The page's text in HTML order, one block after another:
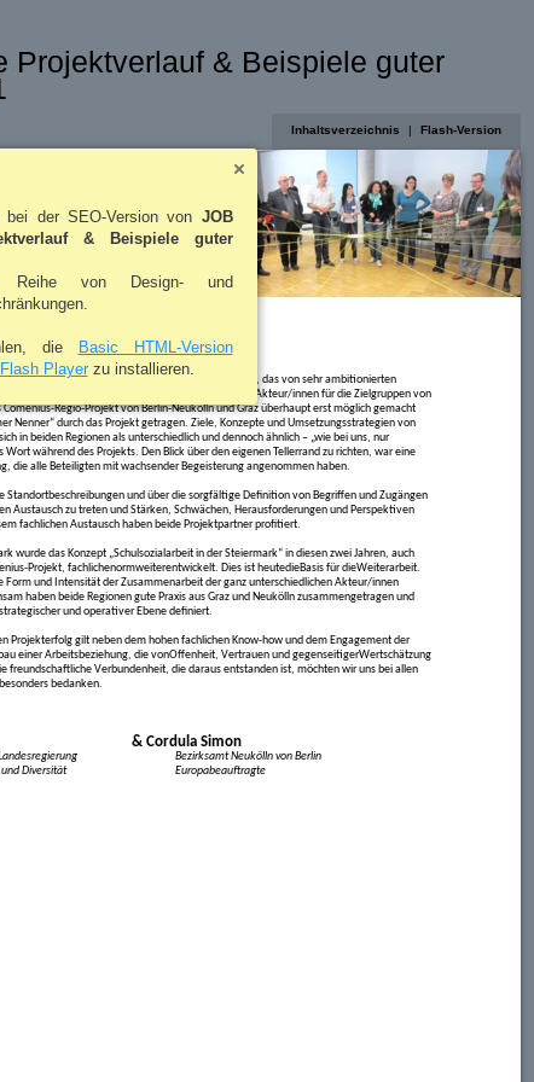
Projektverlauf & Beispiele guter
ein komplexes Konzept in einer vielschichtigen Praxis, das von sehr ambitionierten
Ebenen getragen wird. Das Engagement der Akteur/innen für die Zielgruppen von
Regio-Projekt von Berlin-Neukölln und Graz überhaupt erst möglich gemacht
Nenner“ durch das Projekt getragen. Ziele, Konzepte und Umsetzungsstrategien von
in beiden Regionen als unterschiedlich und dennoch ähnlich – „wie bei uns, nur
Wort während des Projekts. Den Blick über den eigenen Tellerrand zu richten, war eine
die alle Beteiligten mit wachsender Begeisterung angenommen haben.
Standortbeschreibungen und über die sorgfältige Definition von Begriffen und Zugängen
Austausch zu treten und Stärken, Schwächen, Herausforderungen und Perspektiven
fachlichen Austausch haben beide Projektpartner profitiert.
wurde das Konzept „Schulsozialarbeit in der Steiermark“ in diesen zwei Jahren, auch
Projekt, fachlichenormweiterentwickelt. Dies ist heutedieBasis für dieWeiterarbeit.
Form und Intensität der Zusammenarbeit der ganz unterschiedlichen Akteur/innen
haben beide Regionen gute Praxis aus Graz und Neukölln zusammengetragen und
und operativer Ebene definiert.
Projekterfolg gilt neben dem hohen fachlichen Know-how und dem Engagement der
einer Arbeitsbeziehung, die vonOffenheit, Vertrauen und gegenseitigerWertschätzung
freundschaftliche Verbundenheit, die daraus entstanden ist, möchten wir uns bei allen
bedanken.
& Cordula Simon
Bezirksamt Neukölln von Berlin
Diversität
Europabeauftragte
der SEO-Version von JOB
& Beispiele guter
von Design- und
die Basic HTML-Version
Playerzu installieren.
Inhaltsverzeichnis | Flash-Version